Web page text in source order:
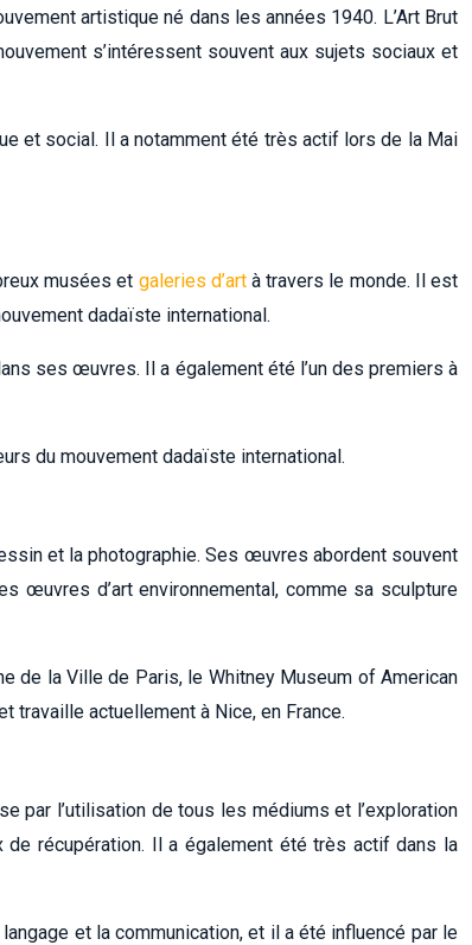
artistique né dans les années 1940. L’Art Brut
s’intéressent souvent aux sujets sociaux et
et social. Il a notamment été très actif lors de la Mai
musées et galeries d’artà travers le monde. Il est
dadaïste international.
ses œuvres. Il a également été l’un des premiers à
du mouvement dadaïste international.
et la photographie. Ses œuvres abordent souvent
œuvres d’art environnemental, comme sa sculpture
de la Ville de Paris, le Whitney Museum of American
travaille actuellement à Nice, en France.
par l’utilisation de tous les médiums et l’exploration
récupération. Il a également été très actif dans la
et la communication, et il a été influencé par le